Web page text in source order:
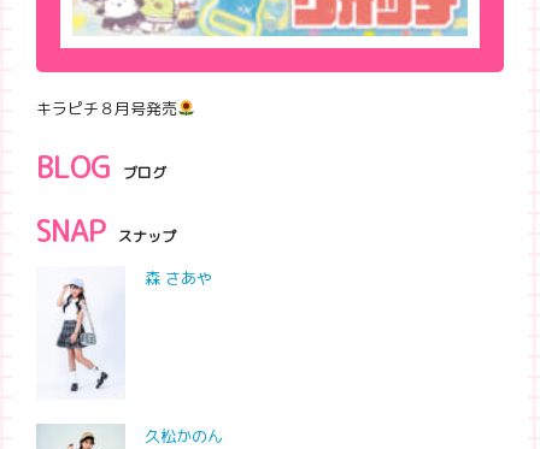
キラピチ８月号発売
BLOG ブログ
SNAP スナップ
森 さあや
久松かのん